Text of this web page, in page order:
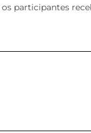
participantes